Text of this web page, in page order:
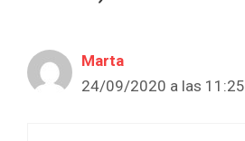
Marta
24/09/2020 a las 11:25